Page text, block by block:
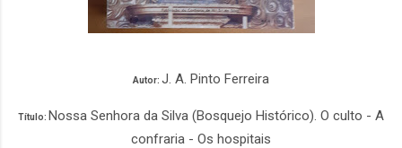
Autor: J. A. Pinto Ferreira
Título: Nossa Senhora da Silva (Bosquejo Histórico). O culto - A
confraria - Os hospitais